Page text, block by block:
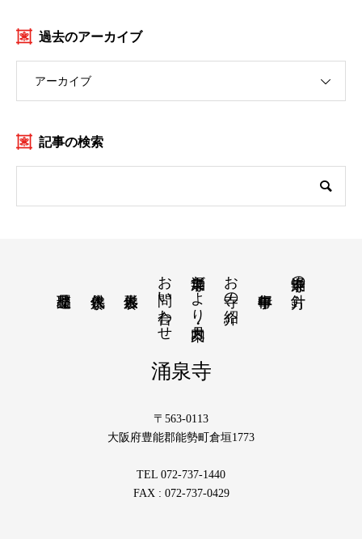
過去のアーカイブ
アーカイブ
記事の検索
涌泉寺の方針
お寺の紹介
涌泉寺だより・月案内
お問い合わせ
涌泉寺
〒563-0113
大阪府豊能郡能勢町倉垣1773
TEL 072-737-1440
FAX : 072-737-0429